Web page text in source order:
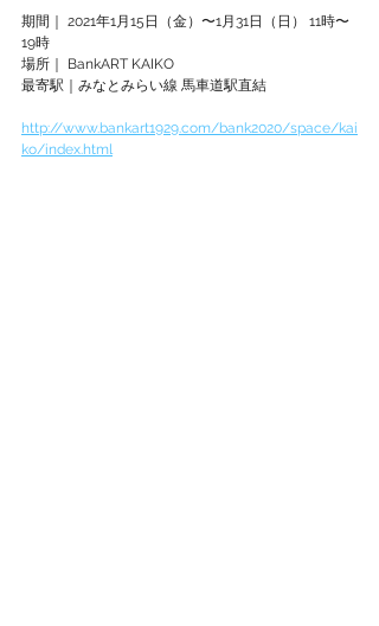
期間｜ 2021年1月15日（金）〜1月31日（日） 11時〜
19時
場所｜ BankART KAIKO
最寄駅｜みなとみらい線 馬車道駅直結
http://www.bankart1929.com/bank2020/space/kai
ko/index.html